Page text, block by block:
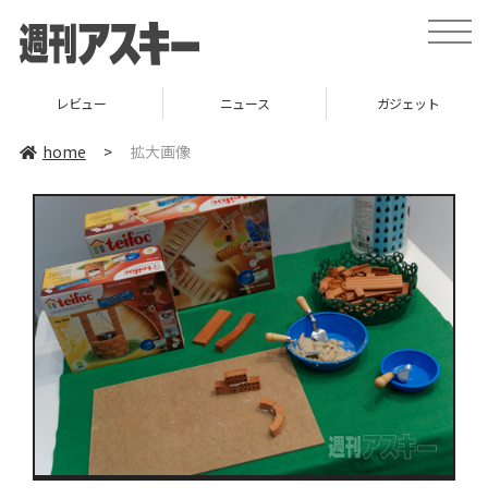
toggle
レビュー ニュース ガジェット
home > 拡大画像